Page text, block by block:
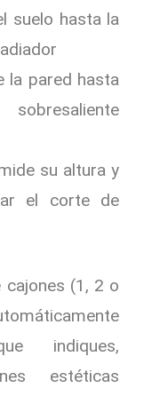
suelo hasta la
la pared hasta
su altura y
el corte de
cajones (1, 2 o
indiques,
estéticas